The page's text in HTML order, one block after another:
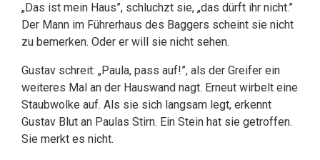
„Das ist mein Haus”, schluchzt sie, „das dürft ihr nicht.”
Der Mann im Führerhaus des Baggers scheint sie nicht
zu bemerken. Oder er will sie nicht sehen.
Gustav schreit: „Paula, pass auf!”, als der Greifer ein
weiteres Mal an der Hauswand nagt. Erneut wirbelt eine
Staubwolke auf. Als sie sich langsam legt, erkennt
Gustav Blut an Paulas Stirn. Ein Stein hat sie getroffen.
Sie merkt es nicht.